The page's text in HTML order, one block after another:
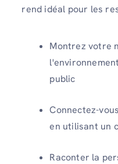
rend idéal pour les
Montrez votre
public
Connectez-
en utilisant un
Raconter la